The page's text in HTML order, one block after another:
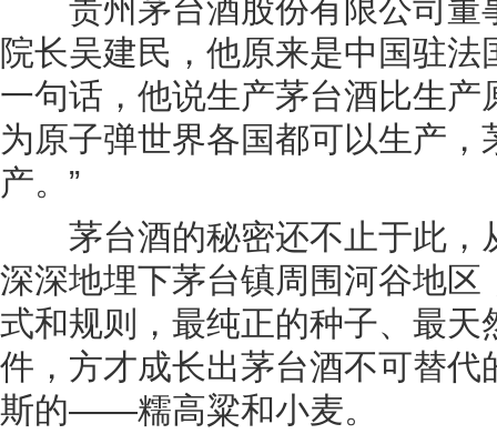
贵州茅台酒股份有限公司董
院长吴建民，他原来是中国驻
一句话，他说生产茅台酒比生
为原子弹世界各国都可以生产
产。”
茅台酒的秘密还不止于此，
深深地埋下茅台镇周围河谷地
式和规则，最纯正的种子、最
件，方才成长出茅台酒不可替
斯的——糯高粱和小麦。